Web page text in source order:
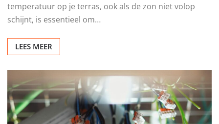
temperatuur op je terras, ook als de zon niet volop
schijnt, is essentieel om…
LEES MEER